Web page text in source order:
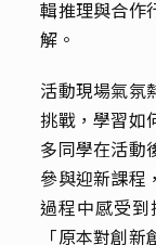
輯推理與合作
解。
活動現場氣氛
挑戰，學習如
多同學在活動
參與迎新課程
過程中感受到
「原本對創